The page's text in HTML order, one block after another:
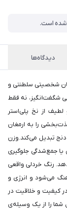
شده است.
دیدگاه‌ها
شخصیتی سلطنتی و
با رنگ خردلی شگفت‌انگیز، نه فقط
از نخ پلی‌استر
را به ارمغان
تبدیل می‌کند.وزن
یا جمع‌شدگی جلوگیری
رنگ خردلی واقعی
می‌شود و انرژی و
کیفیت و خلاقیت در
شما را از یک وسیله‌ی